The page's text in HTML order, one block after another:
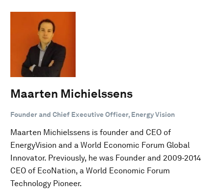
Maarten Michielssens
Founder and Chief Executive Officer, Energy Vision
Maarten Michielssens is founder and CEO of
EnergyVision and a World Economic Forum Global
Innovator. Previously, he was Founder and 2009-2014
CEO of EcoNation, a World Economic Forum
Technology Pioneer.